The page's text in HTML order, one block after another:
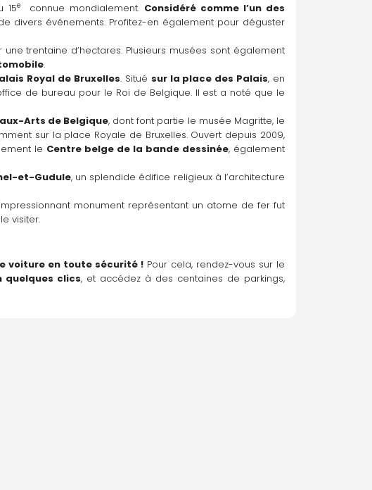
15e connue mondialement. Considéré comme l’un des
divers événements. Profitez-en également pour déguster
une trentaine d’hectares. Plusieurs musées sont également
.
Royal de Bruxelles. Situé sur la place des Palais, en
de bureau pour le Roi de Belgique. Il est a noté que le
Arts de Belgique, dont font partie le musée Magritte, le
sur la place Royale de Bruxelles. Ouvert depuis 2009,
le Centre belge de la bande dessinée, également
et-Gudule, un splendide édifice religieux à l’architecture
monument représentant un atome de fer fut
visiter.
voiture en toute sécurité ! Pour cela, rendez-vous sur le
quelques clics, et accédez à des centaines de parkings,